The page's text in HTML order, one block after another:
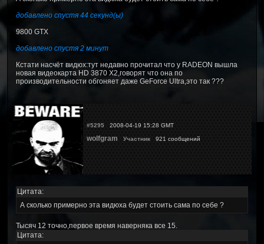
добавлено спустя 44 секунд(ы)
9800 GTX
добавлено спустя 2 минут
Кстати насчёт видюх:тут недавно прочитал что у RADEON вышла
новая видеокарта HD 3870 X2,говорят что она по
производительности обгоняет даже GeForce Ultra,это так ???
#5295 2008-04-19 15:28 GMT
wolfgram Участник 921 сообщений
Цитата:
А сколько примерно эта видюха будет стоить сама по себе ?
Тысяч 12 точно,первое время наверняка все 15.
Цитата: